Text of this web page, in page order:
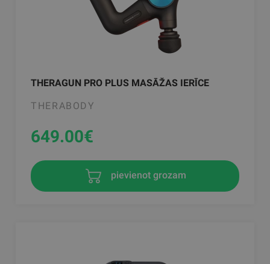
THERAGUN PRO PLUS MASĀŽAS IERĪCE
THERABODY
649.00€
pievienot grozam